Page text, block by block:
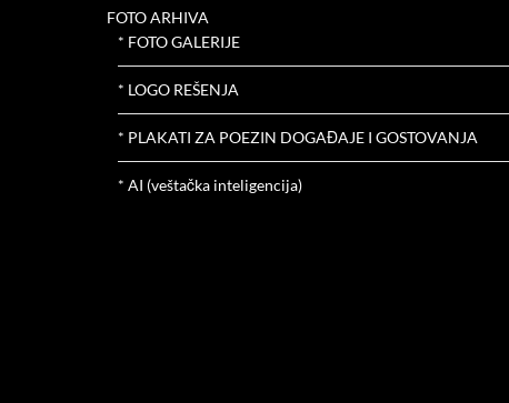
FOTO ARHIVA
* FOTO GALERIJE
* LOGO REŠENJA
* PLAKATI ZA POEZIN DOGAĐAJE I GOSTOVANJA
* AI (veštačka inteligencija)